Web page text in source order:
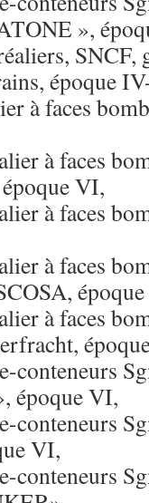
»,
SNCF,
époque
à faces
à faces
VI,
à faces
à faces
à faces
époque VI,
conteneurs
VI,
conteneurs